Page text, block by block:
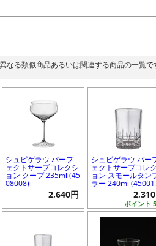
なる類似商品あるいは関連する商品の一覧で
シュピゲラウ パーフ
ェクトサーブコレクシ
ョン クープ 235ml (45
08008)
2,640円
シュピゲラウ パー
ェクトサーブコレ
ョン スモールタン
ラー 240ml
ポイント